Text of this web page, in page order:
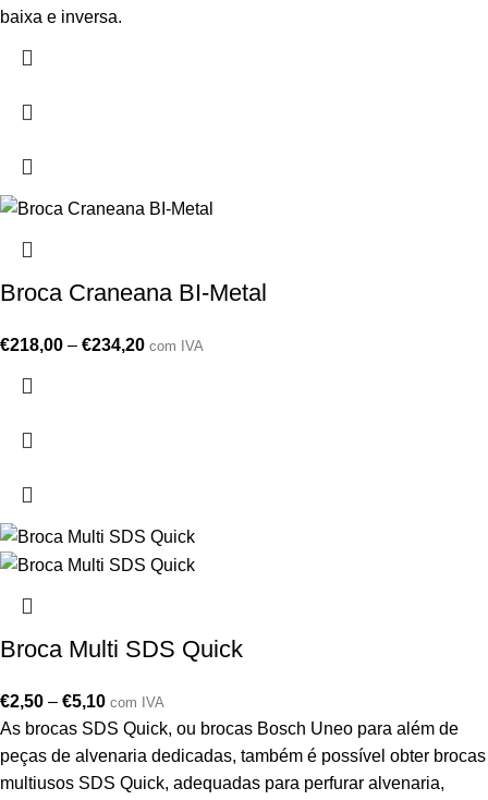
baixa e inversa.
Broca Craneana BI-Metal
€218,00 – €234,20 com IVA
Broca Multi SDS Quick
€2,50 – €5,10 com IVA
As brocas SDS Quick, ou brocas Bosch Uneo para além de
peças de alvenaria dedicadas, também é possível obter brocas
multiusos SDS Quick, adequadas para perfurar alvenaria,